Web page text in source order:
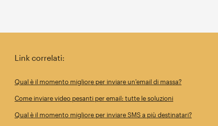
Link correlati:
Qual è il momento migliore per inviare un'email di massa?
Come inviare video pesanti per email: tutte le soluzioni
Qual è il momento migliore per inviare SMS a più destinatari?